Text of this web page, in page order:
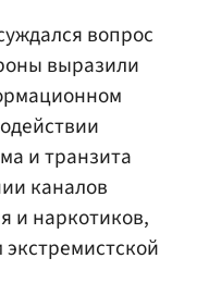
вопрос
выразили
и транзита
каналов
и наркотиков,